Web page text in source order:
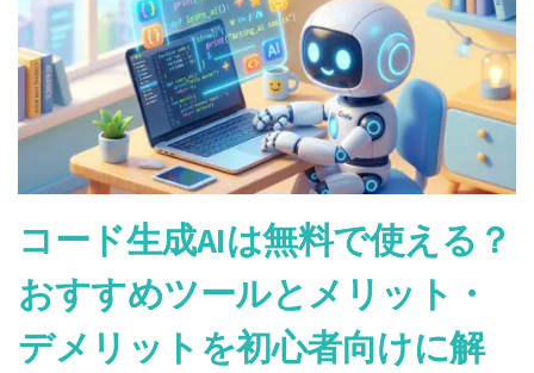
新】
生
成
AI
の
種
類
と
特
徴
を
解
説！
初
コード生成AIは無料で使える？
おすすめツールとメリット・
デメリットを初心者向けに解